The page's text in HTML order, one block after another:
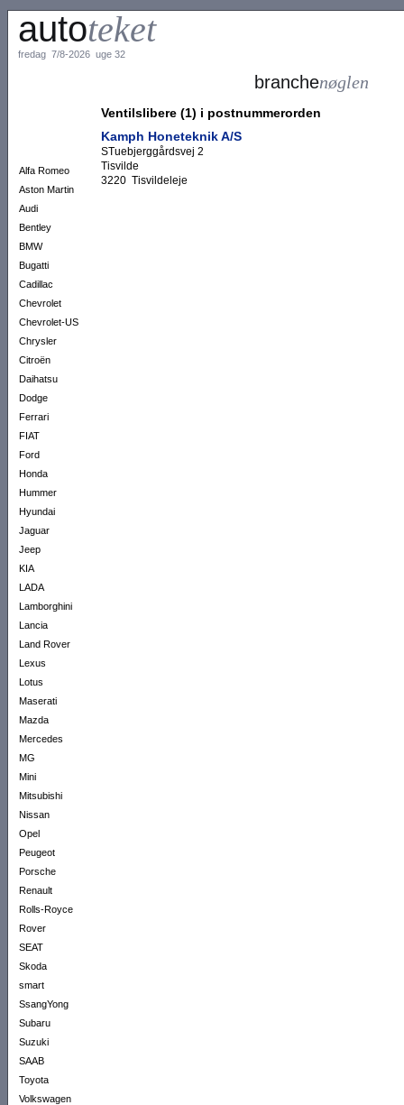
autoteket
fredag 7/8-2026 uge 32
Alfa Romeo
Aston Martin
Audi
Bentley
BMW
Bugatti
Cadillac
Chevrolet
Chevrolet-US
Chrysler
Citroën
Daihatsu
Dodge
Ferrari
FIAT
Ford
Honda
Hummer
Hyundai
Jaguar
Jeep
KIA
LADA
Lamborghini
Lancia
Land Rover
Lexus
Lotus
Maserati
Mazda
Mercedes
MG
Mini
Mitsubishi
Nissan
Opel
Peugeot
Porsche
Renault
Rolls-Royce
Rover
SEAT
Skoda
smart
SsangYong
Subaru
Suzuki
SAAB
Toyota
Volkswagen
branchenøglen
Ventilslibere (1) i postnummerorden
Kamph Honeteknik A/S
STuebjerggårdsvej 2
Tisvilde
3220 Tisvildeleje